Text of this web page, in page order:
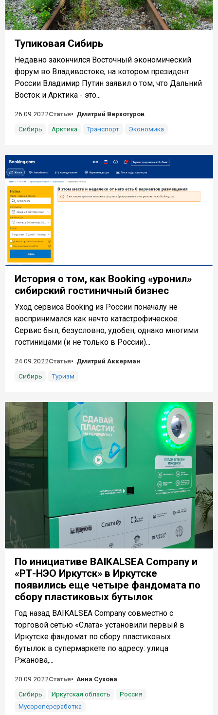
Тупиковая Сибирь
Недавно закончился Восточный экономический
форум во Владивостоке, на котором президент
России Владимир Путин заявил о том, что Дальний
Восток и Арктика - это...
26.09.2022Статья
Дмитрий Верхотуров
Сибирь
Арктика Транспорт Экономика
История о том, как Booking «уронил»
сибирский гостиничный бизнес
Уход сервиса Booking из России поначалу не
воспринимался как нечто катастрофическое.
Сервис был, безусловно, удобен, однако многими
гостиницами (и не только в России)...
24.09.2022Статья
Дмитрий Аккерман
Сибирь
Туризм
По инициативе BAIKALSEA Company и
«РТ-НЭО Иркутск» в Иркутске
появились еще четыре фандомата по
сбору пластиковых бутылок
Год назад BAIKALSEA Company совместно с
торговой сетью «Слата» установили первый в
Иркутске фандомат по сбору пластиковых
бутылок в супермаркете по адресу: улица
Ржанова,...
20.09.2022Статья
Анна Сухова
Сибирь
Иркутская область
Россия
Мусоропереработка